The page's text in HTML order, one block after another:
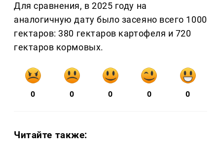
Для сравнения, в 2025 году на
аналогичную дату было засеяно всего 1000
гектаров: 380 гектаров картофеля и 720
гектаров кормовых.
0 0 0 0 0
Читайте также: